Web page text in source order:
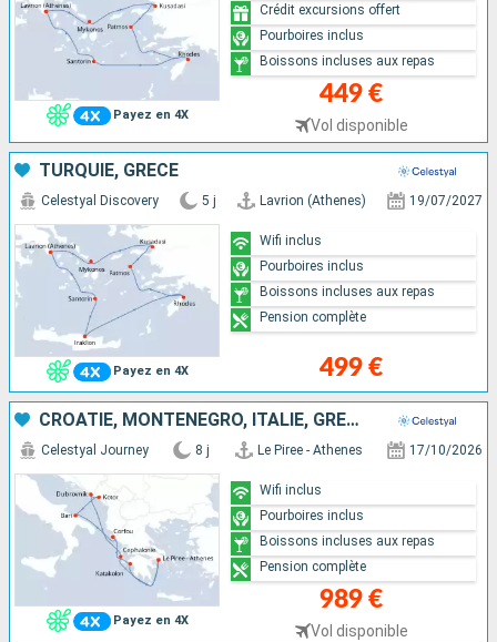
Payez en 4X
449 €
Vol disponible
Crédit excursions offert
Pourboires inclus
Boissons incluses aux repas
TURQUIE, GRÈCE
Payez en 4X
Celestyal Discovery 5 j Lavrion (Athenes) 19/07/2027
499 €
Wifi inclus
Pourboires inclus
Boissons incluses aux repas
Pension complète
CROATIE, MONTÉNÉGRO, ITALIE, GRÈCE
Payez en 4X
Celestyal Journey 8 j Le Piree - Athenes 17/10/2026
989 €
Vol disponible
Wifi inclus
Pourboires inclus
Boissons incluses aux repas
Pension complète